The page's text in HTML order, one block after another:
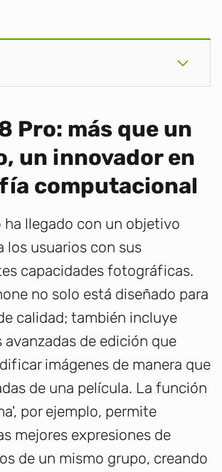
Pro: más que un
un innovador en
computacional
ha llegado con un objetivo
los usuarios con sus
capacidades fotográficas.
no solo está diseñado para
calidad; también incluye
avanzadas de edición que
imágenes de manera que
de una película. La función
por ejemplo, permite
mejores expresiones de
de un mismo grupo, creando